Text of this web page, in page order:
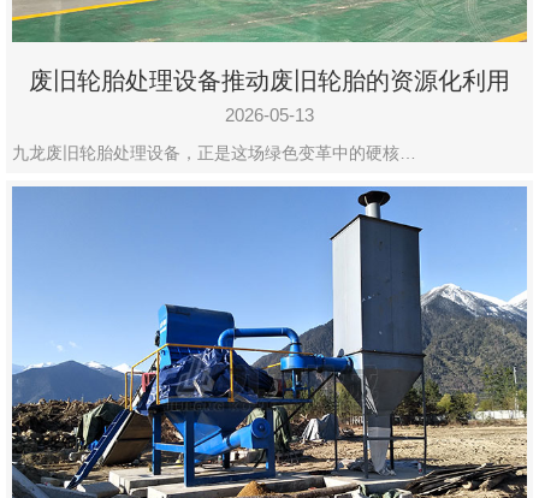
废旧轮胎处理设备推动废旧轮胎的资源化利用
2026-05-13
九龙废旧轮胎处理设备，正是这场绿色变革中的硬核…